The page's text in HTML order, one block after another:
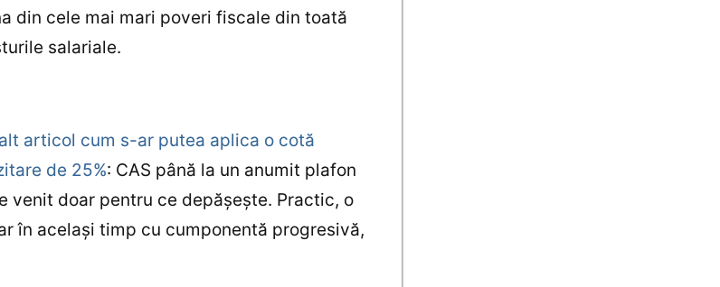
din cele mai mari poveri fiscale din toată
salariale.
articol cum s-ar putea aplica o cotă
de 25%: CAS până la un anumit plafon
venit doar pentru ce depășește. Practic, o
în același timp cu cumponentă progresivă,